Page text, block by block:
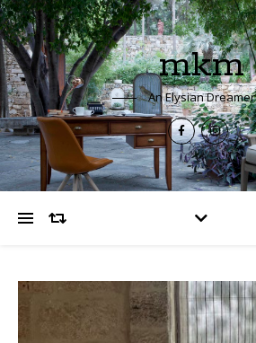
mkm
An Elysian Dreamer